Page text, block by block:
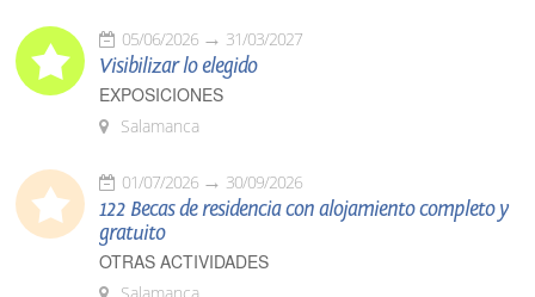
05/06/2026 31/03/2027
Visibilizar lo elegido
EXPOSICIONES
Salamanca
01/07/2026 30/09/2026
122 Becas de residencia con alojamiento completo y
gratuito
OTRAS ACTIVIDADES